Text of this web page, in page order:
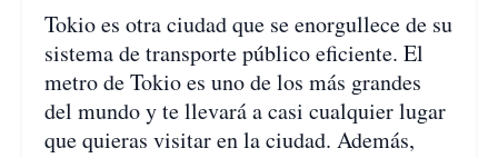
Tokio es otra ciudad que se enorgullece de su
sistema de transporte público eficiente. El
metro de Tokio es uno de los más grandes
del mundo y te llevará a casi cualquier lugar
que quieras visitar en la ciudad. Además,